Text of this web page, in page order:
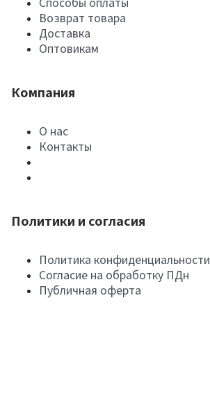
Возврат товара
Доставка
Оптовикам
Компания
О нас
Контакты
Политики и согласия
Политика конфиденциальности
Согласие на обработку ПДн
Публичная оферта